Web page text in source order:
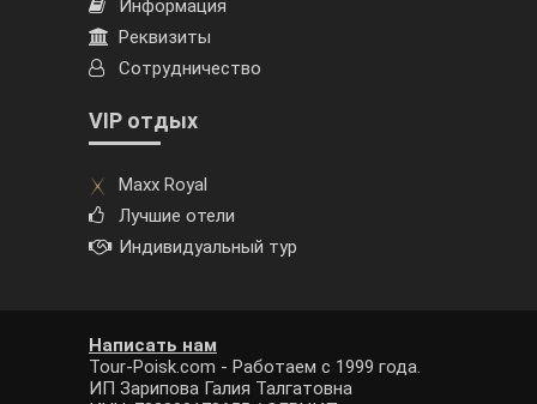
Информация
Реквизиты
Сотрудничество
VIP отдых
Maxx Royal
Лучшие отели
Индивидуальный тур
Написать нам
Tour-Poisk.com - Работаем с 1999 года.
ИП Зарипова Галия Талгатовна